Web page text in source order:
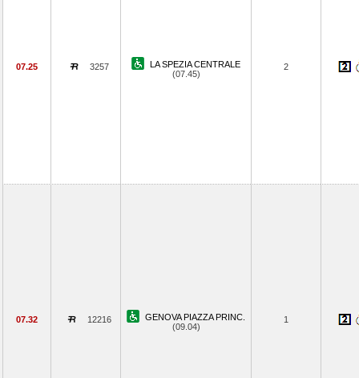
07.25 3257
LA SPEZIA CENTRALE
(07.45)
2
07.32 12216
GENOVA PIAZZA PRINC.
(09.04)
1